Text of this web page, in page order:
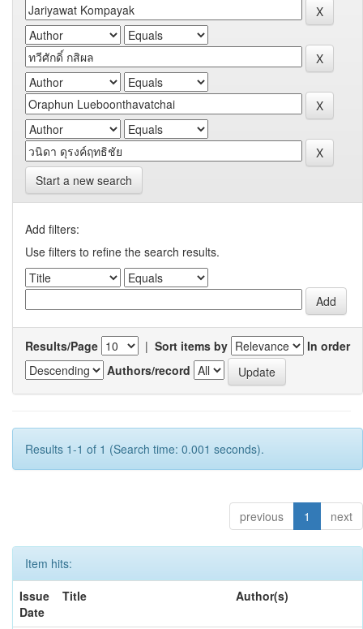
Start a new search
Add filters:
Use filters to refine the search results.
Results/Page | Sort items by
In order
Authors/record
Results 1-1 of 1 (Search time: 0.001 seconds).
previous 1 next
Item hits:
Issue
Date
Title Author(s)